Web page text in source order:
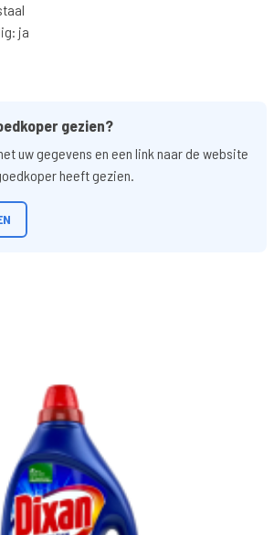
ja
gezien?
uw gegevens en een link naar de website
heeft gezien.